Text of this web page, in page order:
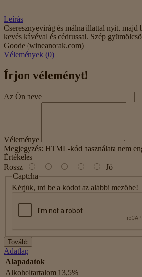
Leírás
Cseresznyevirág és málna illattal nyit, majd
kevés kávéval és cédrussal. Szép
Goode (wineanorak.com)
Vélemények (0)
Írjon véleményt!
Az Ön neve
Véleménye
Megjegyzés: HTML-kód használata nem
Értékelés
Rossz
Jó
Captcha
Kérjük, írd be a kódot az alábbi mezőbe!
Tovább
Adatlap
Alapadatok
Alkoholtartalom 13,5%